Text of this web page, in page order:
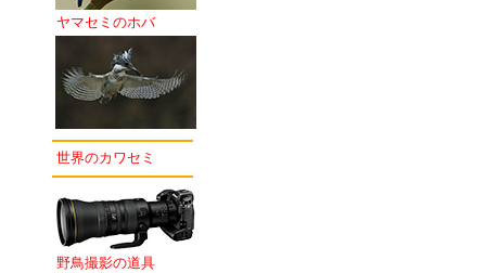
ヤマセミのホバ
世界のカワセミ
野鳥撮影の道具